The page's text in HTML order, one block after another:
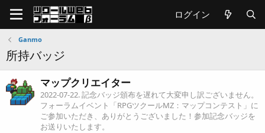
ログイン
Ganmo
所持バッジ
マップクリエイター
2022-07-22. 記念バッジ頒布を遅れて大変申し訳ございません。
フォーラムイベント「RPGツクールMZ：マップコンテスト」に
ご参加いただき、ありがとうございました！参加記念バッジを
お送りいたします。